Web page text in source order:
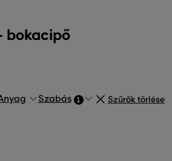
bokacipő
Szabás 1 Szűrők törlése